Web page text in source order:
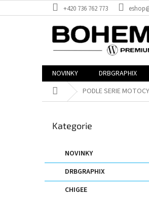
na
+420 736 762 773
NOVINKY DRBGRAPHIX
Domů PODLE SERIE
a
n
Přeskočit
Kategorie
NOVINKY
DRBGRAPHIX
CHIGEE